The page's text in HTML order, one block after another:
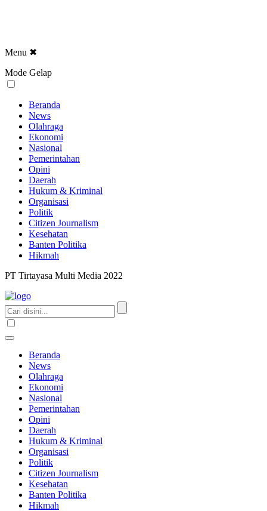
Menu ✖
Mode Gelap
Beranda
News
Olahraga
Ekonomi
Nasional
Pemerintahan
Opini
Daerah
Hukum & Kriminal
Organisasi
Politik
Citizen Journalism
Kesehatan
Banten Politika
Hikmah
PT Tirtayasa Multi Media 2022
Beranda
News
Olahraga
Ekonomi
Nasional
Pemerintahan
Opini
Daerah
Hukum & Kriminal
Organisasi
Politik
Citizen Journalism
Kesehatan
Banten Politika
Hikmah